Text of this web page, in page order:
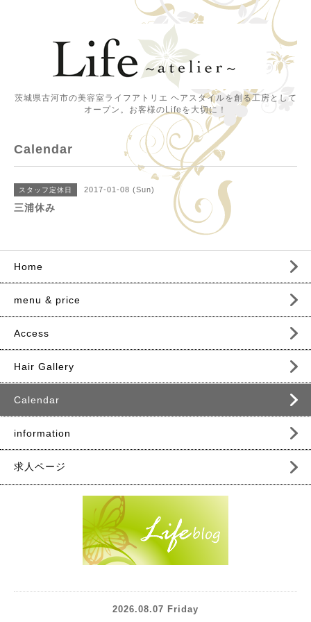
茨城県古河市の美容室ライフアトリエ ヘアスタイルを創る工房として
オープン。お客様のLifeを大切に！
Calendar
スタッフ定休日 2017-01-08 (Sun)
三浦休み
Home
menu & price
Access
Hair Gallery
Calendar
information
求人ページ
2026.08.07 Friday